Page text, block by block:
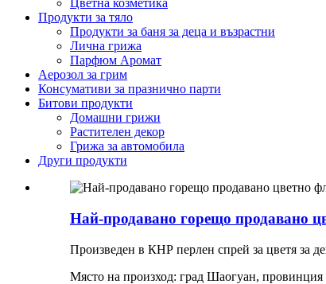
Цветна козметика
Продукти за тяло
Продукти за баня за деца и възрастни
Лична грижа
Парфюм Аромат
Аерозол за грим
Консумативи за празнично парти
Битови продукти
Домашни грижи
Растителен декор
Грижа за автомобила
Други продукти
Най-продавано горещо продавано
Произведен в КНР перлен спрей за цветя за
Място на произход: град Шаогуан, провинция